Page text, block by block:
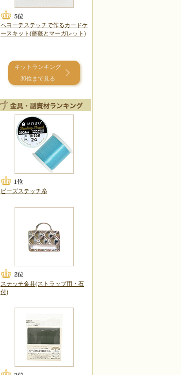
ペヨーテステッチで作るカードケ
ースキット(薔薇とマーガレット)
キットランキング
30位まで見る
ビーズステッチ糸
ステッチ金具(ストラップ用・石
付)